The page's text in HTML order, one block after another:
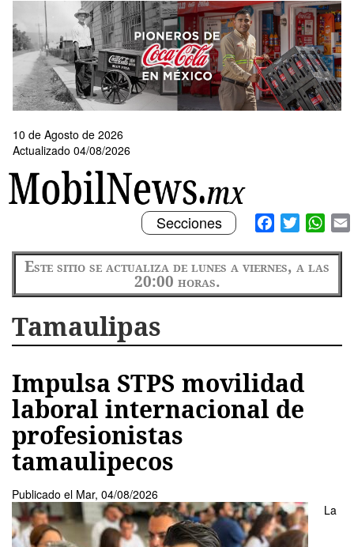
contenido
principal
10 de Agosto de 2026
Actualizado 04/08/2026
Facebook
Twitter
Toggle
navigation
Secciones
Este sitio se actualiza de lunes a viernes, a las
20:00 horas.
Tamaulipas
Impulsa STPS movilidad
laboral internacional de
profesionistas
tamaulipecos
Publicado el Mar, 04/08/2026
La